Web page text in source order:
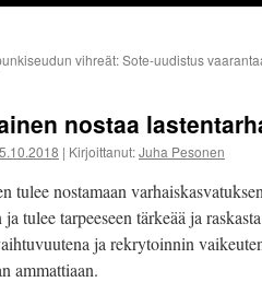
vihreät: Sote-uudistus
nostaa
| Kirjoittanut:Juha Pesonen
tulee nostamaan
tulee tarpeeseen tärkeää ja
ja rekrytoinnin
ammattiaan.